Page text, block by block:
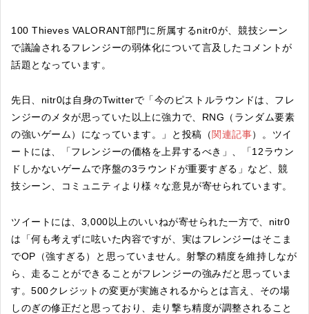
100 Thieves VALORANT部門に所属するnitr0が、競技シーン
で議論されるフレンジーの弱体化について言及したコメントが
話題となっています。
先日、nitr0は自身のTwitterで「今のピストルラウンドは、フレ
ンジーのメタが思っていた以上に強力で、RNG（ランダム要素
の強いゲーム）になっています。」と投稿（関連記事）。ツイ
ートには、「フレンジーの価格を上昇するべき」、「12ラウン
ドしかないゲームで序盤の3ラウンドが重要すぎる」など、競
技シーン、コミュニティより様々な意見が寄せられています。
ツイートには、3,000以上のいいねが寄せられた一方で、nitr0
は「何も考えずに呟いた内容ですが、実はフレンジーはそこま
でOP（強すぎる）と思っていません。射撃の精度を維持しなが
ら、走ることができることがフレンジーの強みだと思っていま
す。500クレジットの変更が実施されるからとは言え、その場
しのぎの修正だと思っており、走り撃ち精度が調整されること